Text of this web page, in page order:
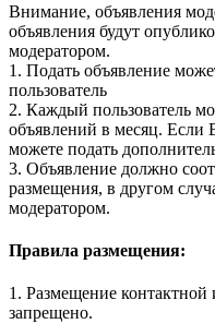
Внимание, объявления
объявления будут
модератором.
1. Подать объявление
пользователь
2. Каждый пользователь
объявлений в месяц.
можете подать
3. Объявление должно
размещения, в другом
модератором.
Правила размещения:
1. Размещение
запрещено.